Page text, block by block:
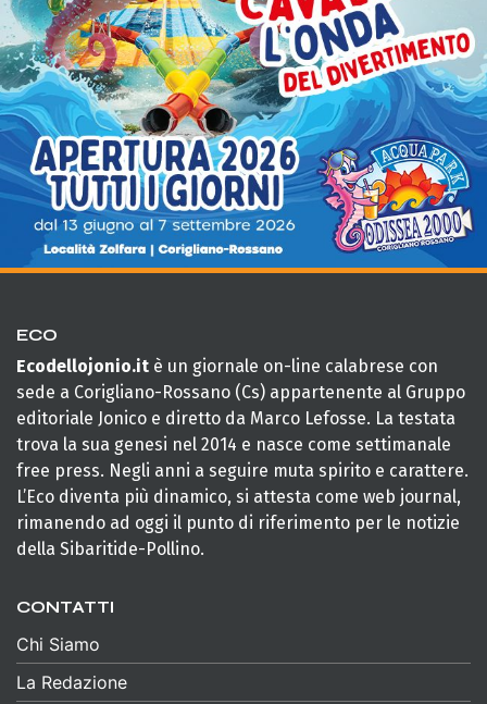
ECO
Ecodellojonio.it è un giornale on-line calabrese con
sede a Corigliano-Rossano (Cs) appartenente al Gruppo
editoriale Jonico e diretto da Marco Lefosse. La testata
trova la sua genesi nel 2014 e nasce come settimanale
free press. Negli anni a seguire muta spirito e carattere.
L’Eco diventa più dinamico, si attesta come web journal,
rimanendo ad oggi il punto di riferimento per le notizie
della Sibaritide-Pollino.
CONTATTI
Chi Siamo
La Redazione